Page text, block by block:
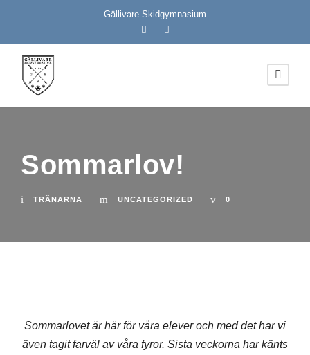
Gällivare Skidgymnasium
Sommarlov!
TRÄNARNA UNCATEGORIZED 0
Sommarlovet är här för våra elever och med det har vi
även tagit farväl av våra fyror. Sista veckorna har känts